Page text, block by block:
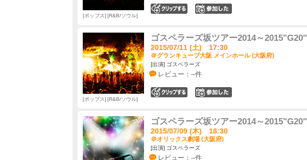
ポップス R&B/ソウル
ゴスペラーズ坂ツアー2014～2015"G20"
2015/07/11 (土) 17:30
＠グランキューブ大阪 メインホール (大阪府)
[出演] ゴスペラーズ
レビュー：--件
ポップス R&B/ソウル
ゴスペラーズ坂ツアー2014～2015"G20"
2015/07/09 (木) 18:30
＠オリックス劇場 (大阪府)
[出演] ゴスペラーズ
レビュー：--件